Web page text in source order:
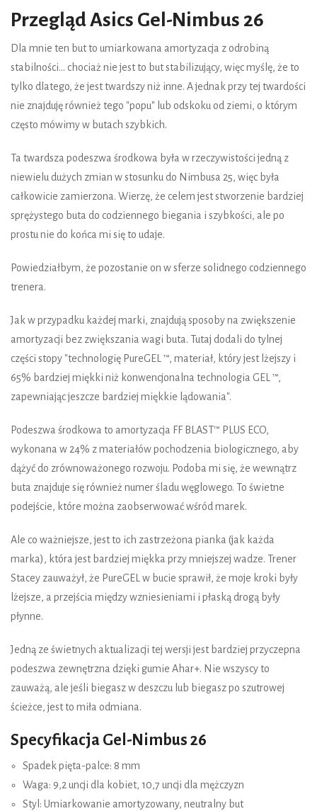
Przegląd Asics Gel-Nimbus 26
Dla mnie ten but to umiarkowana amortyzacja z odrobiną
stabilności... chociaż nie jest to but stabilizujący, więc myślę, że to
tylko dlatego, że jest twardszy niż inne. A jednak przy tej twardości
nie znajduję również tego "popu" lub odskoku od ziemi, o którym
często mówimy w butach szybkich.
Ta twardsza podeszwa środkowa była w rzeczywistości jedną z
niewielu dużych zmian w stosunku do Nimbusa 25, więc była
całkowicie zamierzona. Wierzę, że celem jest stworzenie bardziej
sprężystego buta do codziennego biegania i szybkości, ale po
prostu nie do końca mi się to udaje.
Powiedziałbym, że pozostanie on w sferze solidnego codziennego
trenera.
Jak w przypadku każdej marki, znajdują sposoby na zwiększenie
amortyzacji bez zwiększania wagi buta. Tutaj dodali do tylnej
części stopy "technologię PureGEL ™, materiał, który jest lżejszy i
65% bardziej miękki niż konwencjonalna technologia GEL ™,
zapewniając jeszcze bardziej miękkie lądowania".
Podeszwa środkowa to amortyzacja FF BLAST™ PLUS ECO,
wykonana w 24% z materiałów pochodzenia biologicznego, aby
dążyć do zrównoważonego rozwoju. Podoba mi się, że wewnątrz
buta znajduje się również numer śladu węglowego. To świetne
podejście, które można zaobserwować wśród marek.
Ale co ważniejsze, jest to ich zastrzeżona pianka (jak każda
marka), która jest bardziej miękka przy mniejszej wadze. Trener
Stacey zauważył, że PureGEL w bucie sprawił, że moje kroki były
lżejsze, a przejścia między wzniesieniami i płaską drogą były
płynne.
Jedną ze świetnych aktualizacji tej wersji jest bardziej przyczepna
podeszwa zewnętrzna dzięki gumie Ahar+. Nie wszyscy to
zauważą, ale jeśli biegasz w deszczu lub biegasz po szutrowej
ścieżce, jest to miła odmiana.
Specyfikacja Gel-Nimbus 26
Spadek pięta-palce: 8 mm
Waga: 9,2 uncji dla kobiet, 10,7 uncji dla mężczyzn
Styl: Umiarkowanie amortyzowany, neutralny but